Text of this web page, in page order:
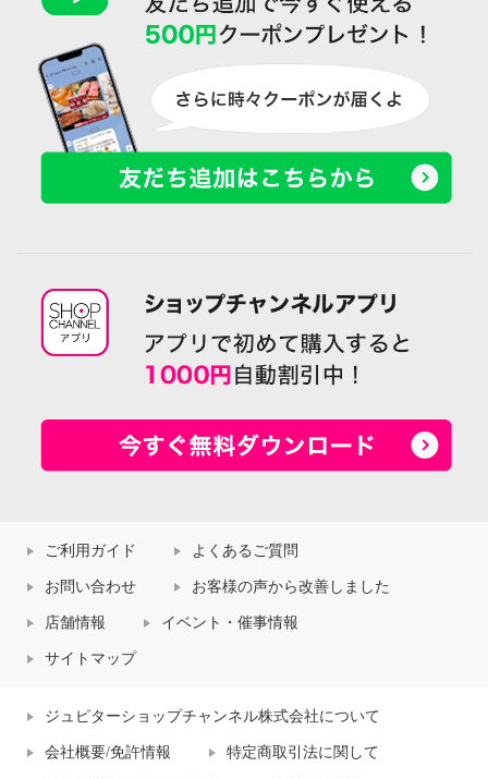
ご利用ガイド よくあるご質問
お問い合わせ お客様の声から改善しました
店舗情報 イベント・催事情報
サイトマップ
ジュピターショップチャンネル株式会社について
会社概要/免許情報 特定商取引法に関して